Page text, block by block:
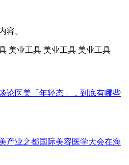
容。
美业工具 美业工具 美业工具
论医美「年轻态」，到底有哪些
产业之都国际美容医学大会在海